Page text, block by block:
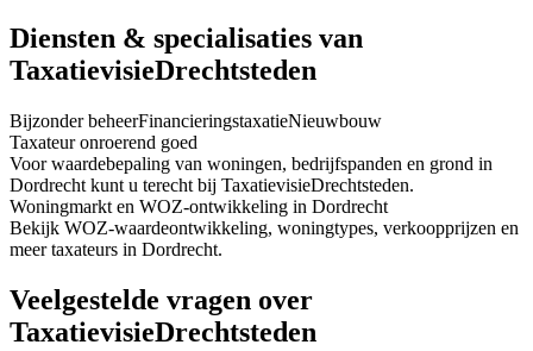
Diensten & specialisaties van
TaxatievisieDrechtsteden
Bijzonder beheerFinancieringstaxatieNieuwbouw
Taxateur onroerend goed
Voor waardebepaling van woningen, bedrijfspanden en grond in
Dordrecht kunt u terecht bij TaxatievisieDrechtsteden.
Woningmarkt en WOZ-ontwikkeling in Dordrecht
Bekijk WOZ-waardeontwikkeling, woningtypes, verkoopprijzen en
meer taxateurs in Dordrecht.
Veelgestelde vragen over
TaxatievisieDrechtsteden